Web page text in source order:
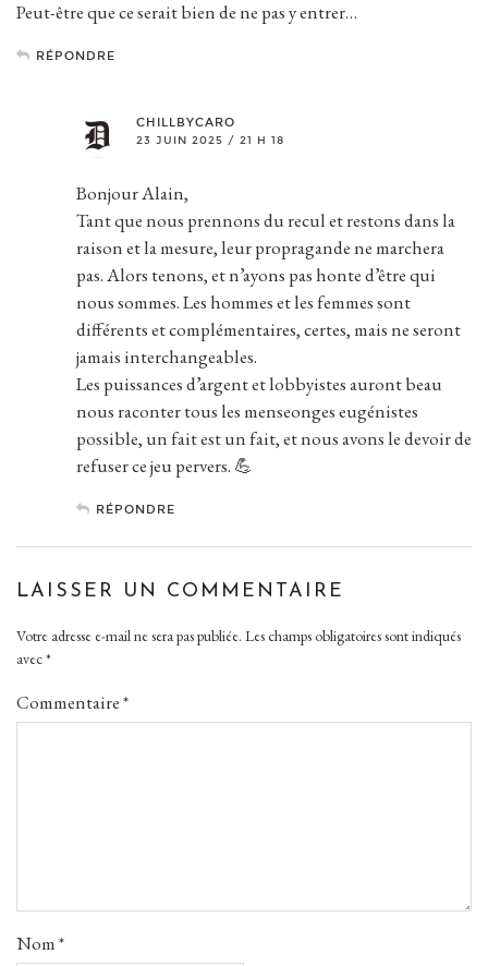
Peut-être que ce serait bien de ne pas y entrer…
RÉPONDRE
CHILLBYCARO
23 JUIN 2025 / 21 H 18
Bonjour Alain,
Tant que nous prennons du recul et restons dans la
raison et la mesure, leur propragande ne marchera
pas. Alors tenons, et n’ayons pas honte d’être qui
nous sommes. Les hommes et les femmes sont
différents et complémentaires, certes, mais ne seront
jamais interchangeables.
Les puissances d’argent et lobbyistes auront beau
nous raconter tous les menseonges eugénistes
possible, un fait est un fait, et nous avons le devoir de
refuser ce jeu pervers. 💪
RÉPONDRE
LAISSER UN COMMENTAIRE
Votre adresse e-mail ne sera pas publiée. Les champs obligatoires sont indiqués
avec*
Commentaire*
Nom*